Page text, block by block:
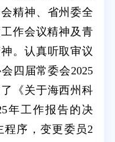
精神、省州委全
作会议精神及青
。认真听取审议
四届常委会2025
《关于海西州科
年工作报告的决
序，变更委员2